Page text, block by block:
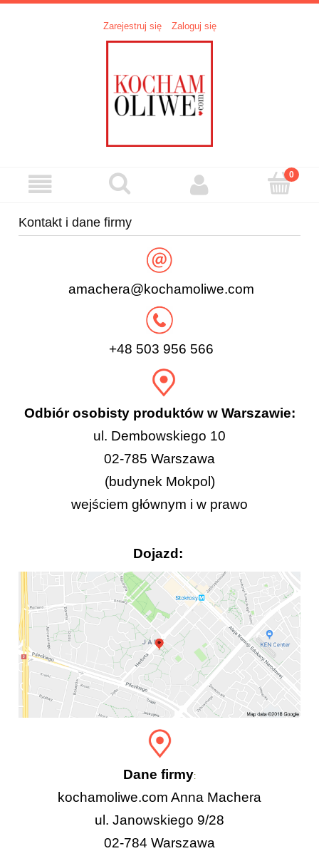
Zarejestruj się Zaloguj się
Kontakt i dane firmy
amachera@kochamoliwe.com
+48 503 956 566
Odbiór osobisty produktów w Warszawie:
ul. Dembowskiego 10
02-785 Warszawa
(budynek Mokpol)
wejściem głównym i w prawo
Dojazd:
Dane firmy:
kochamoliwe.com Anna Machera
ul. Janowskiego 9/28
02-784 Warszawa